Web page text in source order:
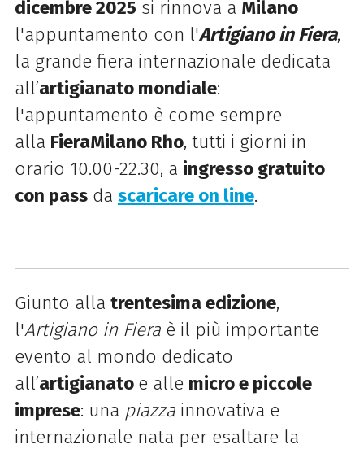
dicembre 2025 si rinnova a Milano
l'appuntamento con l'Artigiano in Fiera,
la grande fiera internazionale dedicata
all’artigianato mondiale:
l'appuntamento è come sempre
alla FieraMilano Rho, tutti i giorni in
orario 10.00-22.30, a ingresso gratuito
con passda scaricare on line.
Giunto alla trentesima edizione,
l'Artigiano in Fieraè il più importante
evento al mondo dedicato
all’artigianato e alle micro e piccole
imprese: una piazzainnovativa e
internazionale nata per esaltare la